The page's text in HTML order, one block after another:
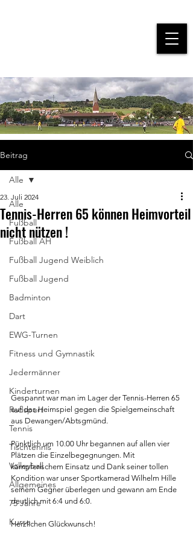
Beitrag
Alle
Fußball
Fußball AH
Fußball Jugend Weiblich
Fußball Jugend
Badminton
Dart
EWG-Turnen
Fitness und Gymnastik
Jedermänner
Kinderturnen
Radsport
Tennis
Tischtennis
Volleyball
Allgemeines
75 Jahre
Kurse
Alle
Tennis-Herren 65 können Heimvorteil
nicht nützen !
23. Juli 2024
Gespannt war man im Lager der Tennis-Herren 65
auf das Heimspiel gegen die Spielgemeinschaft
aus Dewangen/Abtsgmünd.
Pünktlich um 10.00 Uhr begannen auf allen vier
Plätzen die Einzelbegegnungen. Mit
kämpferischem Einsatz und Dank seiner tollen
Kondition war unser Sportkamerad Wilhelm Hille
seinem Gegner überlegen und gewann am Ende
deutlich mit 6:4 und 6:0.
Herzlichen Glückwunsch!